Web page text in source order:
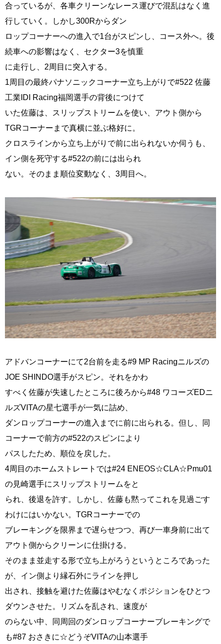
合っているが、各車クリーンなレース運びで混乱はなく進
行していく。しかし300Rからダン
ロップコーナーへの進入で1台がスピンし、コース外へ。後
続車への影響はなく、セクター3を慎重
に走行し、2周目に突入する。
1周目の最終パナソニックコーナー立ち上がりで#522 佐藤
工業IDI Racing福岡選手の背後につけて
いた佐藤は、スリップストリームを使い、アウト側から
TGRコーナーまで真横に並ぶ格好に。
クロスラインから立ち上がりで前に出られないか伺うも、
イン側を死守する#522の前には出られ
ない。そのまま順位変動なく、3周目へ。
アドバンコーナーにて2台前を走る#9 MP Racingニルズの
JOE SHINDO選手がスピン。それをかわ
すべく佐藤が失速したところに後ろから#48 ワコーズEDニ
ルズVITAの星七選手が一気に詰め、
ダンロップコーナーの進入までに前に出られる。但し、同
コーナーで前方の#522のスピンにより
パスしたため、順位を戻した。
4周目のホームストレートでは#24 ENEOS☆CLA☆Pmu01
の見崎選手にスリップストリームをと
られ、後退を許す。しかし、佐藤も黙ってこれを見過ごす
わけにはいかない。TGRコーナーでの
ブレーキングを限界まで遅らせつつ、再び一車身前に出て
アウト側からクリーンに仕掛ける。
そのまま並走する形で立ち上がろうというところであった
が、イン側より縁石外にラインを押し
出され、接触を避けた佐藤はやむなくポジションをひとつ
ダウンさせた。リズムを乱され、速度が
のらない中、同周回のダンロップコーナーブレーキングで
も#87 おさきに☆どうぞVITAの山本選手